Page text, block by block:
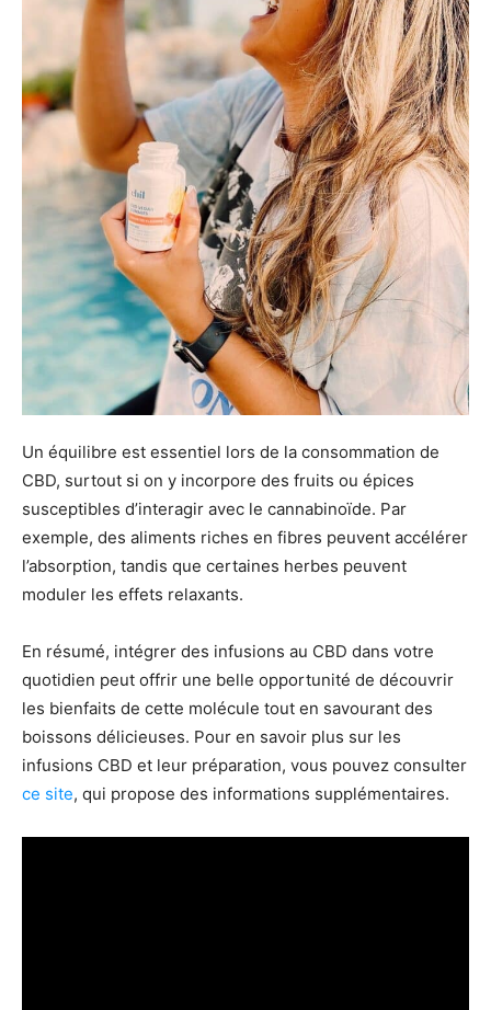
Un équilibre est essentiel lors de la consommation de
CBD, surtout si on y incorpore des fruits ou épices
susceptibles d’interagir avec le cannabinoïde. Par
exemple, des aliments riches en fibres peuvent accélérer
l’absorption, tandis que certaines herbes peuvent
moduler les effets relaxants.
En résumé, intégrer des infusions au CBD dans votre
quotidien peut offrir une belle opportunité de découvrir
les bienfaits de cette molécule tout en savourant des
boissons délicieuses. Pour en savoir plus sur les
infusions CBD et leur préparation, vous pouvez consulter
ce site, qui propose des informations supplémentaires.